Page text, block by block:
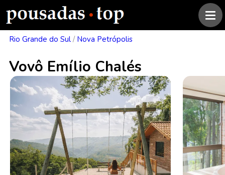
Rio Grande do Sul / Nova Petrópolis
Vovô Emílio Chalés